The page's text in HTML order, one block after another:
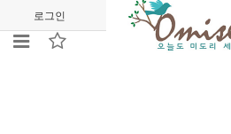
로그인 회원가입